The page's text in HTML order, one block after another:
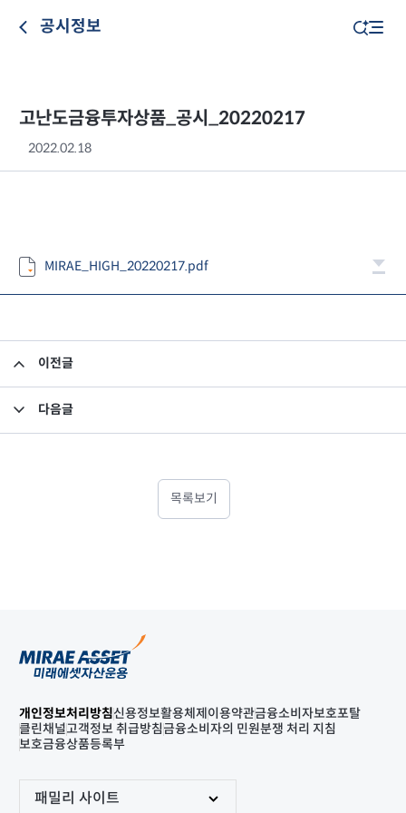
공시정보
고난도금융투자상품_공시_20220217
2022.02.18
MIRAE_HIGH_20220217.pdf
이전글
다음글
목록보기
개인정보처리방침신용정보활용체제 이용약관금융소비자보호포탈
클린채널고객정보 취급방침금융소비자의 민원분쟁 처리 지침
보호금융상품등록부
패밀리 사이트